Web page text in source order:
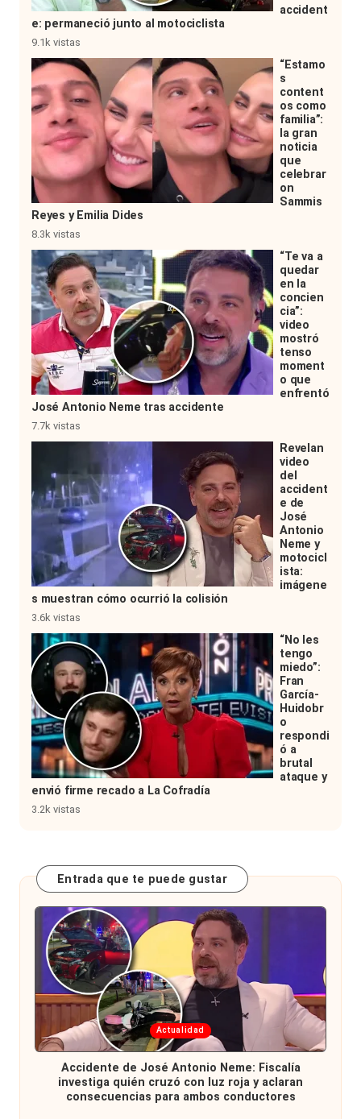
accident
e: permaneció junto al motociclista
9.1k vistas
“Estamo
s
content
os como
familia”:
la gran
noticia
que
celebrar
on
Sammis
Reyes y Emilia Dides
8.3k vistas
“Te va a
quedar
en la
concien
cia”:
video
mostró
tenso
moment
o que
enfrentó
José Antonio Neme tras accidente
7.7k vistas
Revelan
video
del
accident
e de
José
Antonio
Neme y
motocicl
ista:
imágene
s muestran cómo ocurrió la colisión
3.6k vistas
“No les
tengo
miedo”:
Fran
García-
Huidobr
o
respondi
ó a
brutal
ataque y
envió firme recado a La Cofradía
3.2k vistas
Entrada que te puede gustar
Publicada
en
Actualidad
Accidente de José Antonio Neme: Fiscalía
investiga quién cruzó con luz roja y aclaran
consecuencias para ambos conductores